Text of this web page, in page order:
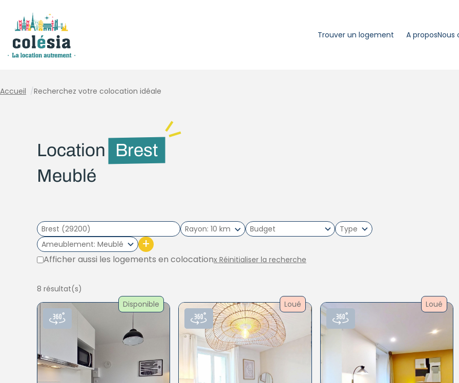
Trouver un logement A proposNous
Accueil /Recherchez votre colocation idéale
Location
Brest
Meublé
Rayon 10 km
Type
Ameublement Meublé +
Afficher aussi les logements en colocationx Réinitialiser la recherche
8 résultat(s)
Disponible
Loué Loué